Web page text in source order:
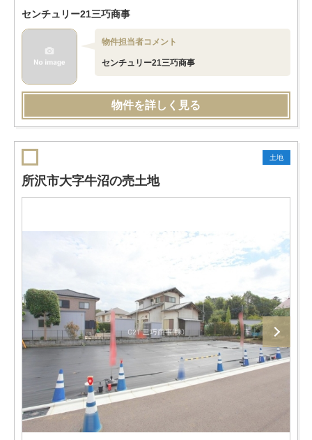
センチュリー21三巧商事
物件担当者コメント
センチュリー21三巧商事
物件を詳しく見る
土地
所沢市大字牛沼の売土地